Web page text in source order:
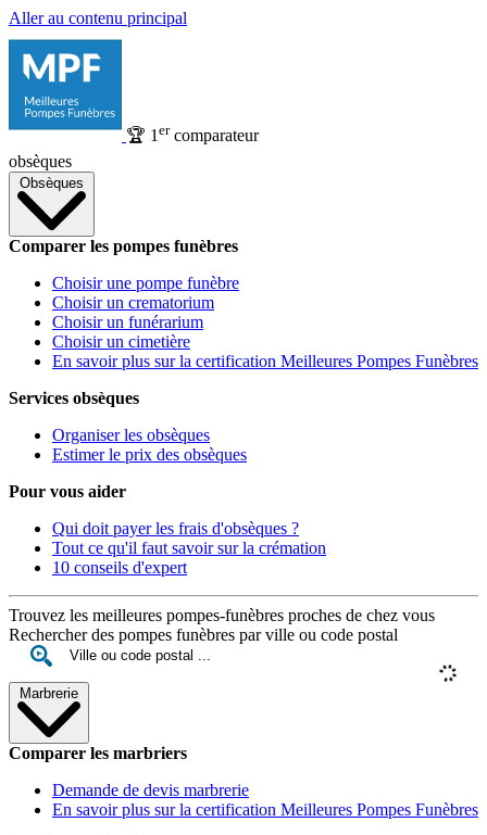
Aller au contenu principal
🏆 1 ercomparateur
obsèques
Obsèques
Comparer les pompes funèbres
Choisir une pompe funèbre
Choisir un crematorium
Choisir un funérarium
Choisir un cimetière
En savoir plus sur la certification Meilleures Pompes Funèbres
Services obsèques
Organiser les obsèques
Estimer le prix des obsèques
Pour vous aider
Qui doit payer les frais d'obsèques ?
Tout ce qu'il faut savoir sur la crémation
10 conseils d'expert
Trouvez les meilleures pompes-funèbres proches de chez vous
Rechercher des pompes funèbres par ville ou code postal
Marbrerie
Comparer les marbriers
Demande de devis marbrerie
En savoir plus sur la certification Meilleures Pompes Funèbres